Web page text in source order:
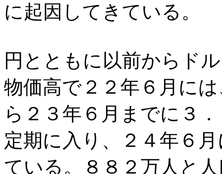
に起因してきている。
円とともに以前からド
物価高で２２年６月に
ら２３年６月までに３
定期に入り、２４年６
ている。８８２万人と